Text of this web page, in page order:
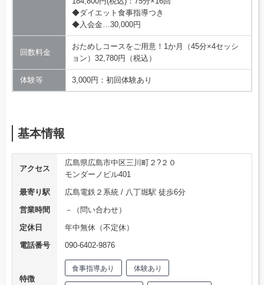
◆ダイエット食事指導つき
◆入会金…30,000円
回数料金
おためしコースをご用意！1か月（45分×4セッシ
ョン）32,780円（税込）
体験等 3,000円：初回体験あり
基本情報
アクセス
広島県広島市中区三川町２?２０
モンダーノビル401
最寄り駅
広島電鉄２系統 / 八丁堀駅 徒歩6分
営業時間
－（問い合わせ）
定休日
年中無休（不定休）
電話番号
090-6402-9876
特徴
食事指導あり 体験あり